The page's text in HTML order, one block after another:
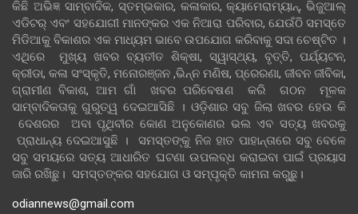
କିଛି ଅଭିଜ୍ଞ ସାମ୍ବାଦିକ, ସ୍ତମ୍ଭକାର, କଳାକାର, କ୍ୟାମେରାମ୍ୟାନ୍, ଭିଜୁଆଲ୍
ଏଡିଟର୍ ଏବଂ ସହଯୋଗୀ ମାନଙ୍କର ଏକ ନିଆରା ପରିବାର, ଯେଉଁଠି ସମସ୍ତେ
ମିଡିଆକୁ ବିକାଶର ଏକ ମାଧ୍ୟମ ଭାବେ ଉପଯୋଗ କରିବାକୁ ସଦା ଚେଷ୍ଟିତ ।
ଏଥିରେ ମୁଖ୍ୟ ଖବର ବ୍ୟତୀତ ଶିକ୍ଷା, ସ୍ୱାସ୍ଥ୍ୟ, ବୃତ୍ତି, ପର୍ଯ୍ୟଟନ,
କ୍ରୀଡା, କଳା ସଂସ୍କୃତି, ମନୋରଞ୍ଜନ ,ଭିନ୍ନ ମଣିଷ, ପ୍ରେରଣା, ଜୀବନ ଜୀବିକା,
ଗ୍ରାମୀଣ ବିକାଶ, ଆମ ଗାଁ ଖବର ପରିବେଷଣ କରି ଗଠନ ମୂଳକ
ସାମ୍ବାଦିକତାକୁ ଗୁରୁତ୍ୱ ଦେଇଆସିଛି । ଓଡ଼ିଶାର ସବୁ ଜିଲା ଖବର ହେଉ କି
ଦେଶରର ଅବା ପୃଥିବୀର କୋଣ ଅନୁକୋଣର ଭଲ ଏବ ସତ୍ୟ ଖବରକୁ
ପ୍ରାଧାନ୍ୟ ଦେଇଆସୁଛି । ସମସ୍ତଙ୍କୁ ନିଜ ହାତ ପାହାନ୍ତାରେ ସବୁ ବେଳେ
ସବୁ ସମୟରେ ସତ୍ୟ ଆଧାରିତ ଘଟଣା ଉପଲବ୍ଧ କରାଇବା ପାଇଁ ପ୍ରୟାସ
ଜାରି ରଖିଛୁ। ସମସ୍ତଙ୍କର ସହଯୋଗ ଓ ସମ୍ପୃକ୍ତି କାମନା କରୁଛୁ।
odiannews@gmail.com